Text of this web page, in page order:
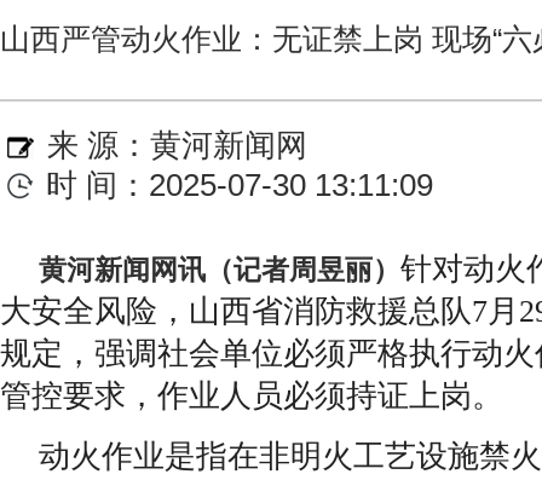
山西严管动火作业：无证禁上岗 现场“六
来 源： 黄河新闻网
时 间：2025-07-30 13:11:09
黄河新闻网讯（记者周昱丽） 针对动火
大安全风险，山西省消防救援总队7月
规定，强调社会单位必须严格执行动
管控要求，作业人员必须持证上岗。
动火作业是指在非明火工艺设施禁